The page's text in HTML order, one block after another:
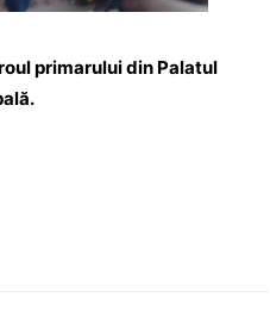
primarului din Palatul